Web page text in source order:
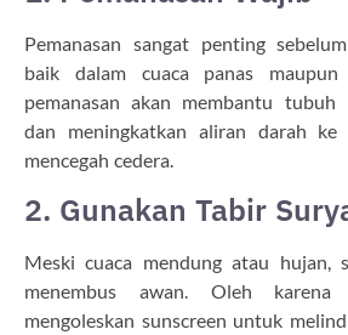
Pemanasan sangat penting
baik dalam cuaca panas maupun
pemanasan akan membantu tubuh
dan meningkatkan aliran darah ke
mencegah cedera.
2. Gunakan Tabir
Meski cuaca mendung atau hujan,
menembus awan. Oleh
mengoleskan sunscreen untuk